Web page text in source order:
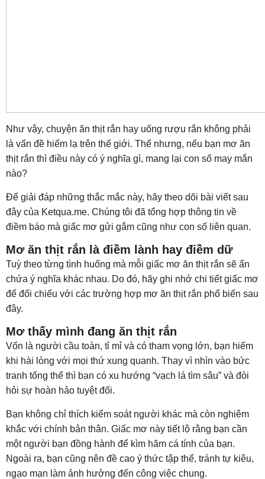
Như vậy, chuyện ăn thịt rắn hay uống rượu rắn không phải
là vấn đề hiếm lạ trên thế giới. Thế nhưng, nếu bạn mơ ăn
thịt rắn thì điều này có ý nghĩa gì, mang lại con số may mắn
nào?
Để giải đáp những thắc mắc này, hãy theo dõi bài viết sau
đây của Ketqua.me. Chúng tôi đã tổng hợp thông tin về
điềm báo mà giấc mơ gửi gắm cũng như con số liên quan.
Mơ ăn thịt rắn là điềm lành hay điềm dữ
Tuỳ theo từng tình huống mà mỗi giấc mơ ăn thịt rắn sẽ ẩn
chứa ý nghĩa khác nhau. Do đó, hãy ghi nhớ chi tiết giấc mơ
để đối chiếu với các trường hợp mơ ăn thịt rắn phổ biến sau
đây.
Mơ thấy mình đang ăn thịt rắn
Vốn là người cầu toàn, tỉ mỉ và có tham vọng lớn, bạn hiếm
khi hài lòng với mọi thứ xung quanh. Thay vì nhìn vào bức
tranh tổng thể thì bạn có xu hướng “vạch lá tìm sâu” và đòi
hỏi sự hoàn hảo tuyệt đối.
Bạn không chỉ thích kiểm soát người khác mà còn nghiêm
khắc với chính bản thân. Giấc mơ này tiết lộ rằng bạn cần
một người bạn đồng hành để kìm hãm cá tính của bạn.
Ngoài ra, bạn cũng nên đề cao ý thức tập thể, tránh tự kiêu,
ngạo mạn làm ảnh hưởng đến công việc chung.